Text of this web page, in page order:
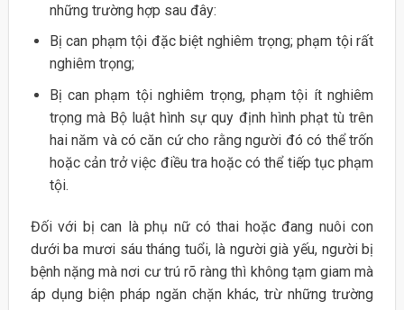
những trường hợp sau đây:
Bị can phạm tội đặc biệt nghiêm trọng; phạm tội rất
nghiêm trọng;
Bị can phạm tội nghiêm trọng, phạm tội ít nghiêm
trọng mà Bộ luật hình sự quy định hình phạt tù trên
hai năm và có căn cứ cho rằng người đó có thể trốn
hoặc cản trở việc điều tra hoặc có thể tiếp tục phạm
tội.
Đối với bị can là phụ nữ có thai hoặc đang nuôi con
dưới ba mươi sáu tháng tuổi, là người già yếu, người bị
bệnh nặng mà nơi cư trú rõ ràng thì không tạm giam mà
áp dụng biện pháp ngăn chặn khác, trừ những trường